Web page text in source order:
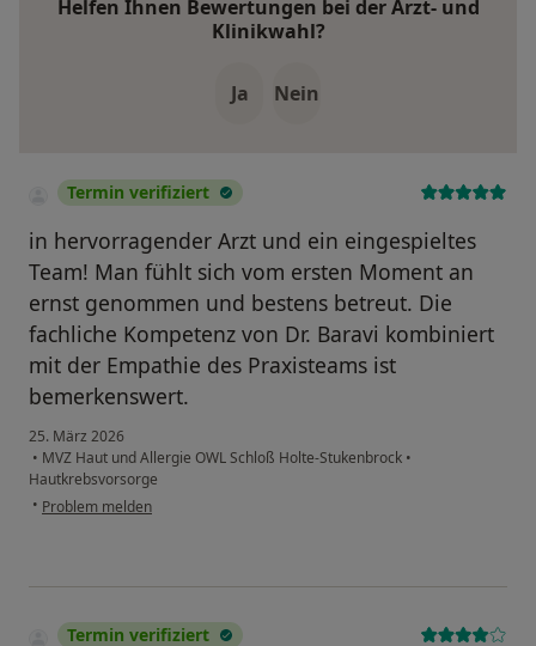
Helfen Ihnen Bewertungen bei der Arzt- und
Klinikwahl?
Ja Nein
Termin verifiziert
in hervorragender Arzt und ein eingespieltes
Team! Man fühlt sich vom ersten Moment an
ernst genommen und bestens betreut. Die
fachliche Kompetenz von Dr. Baravi kombiniert
mit der Empathie des Praxisteams ist
bemerkenswert.
25. März 2026
• MVZ Haut und Allergie OWL Schloß Holte-Stukenbrock •
Hautkrebsvorsorge
• Problem melden
Termin verifiziert